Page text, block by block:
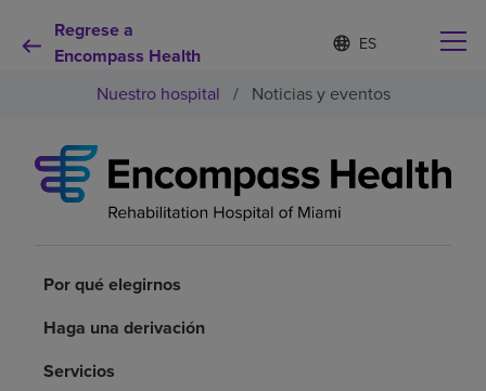
Regrese a
Encompass Health
Lista
de
contraída
d
o
s
e
e
Por qué debe elegirnos
Recursos de salud
Nuestro hospital / Noticias y eventos
Por qué elegirnos
Haga una derivación
Servicios